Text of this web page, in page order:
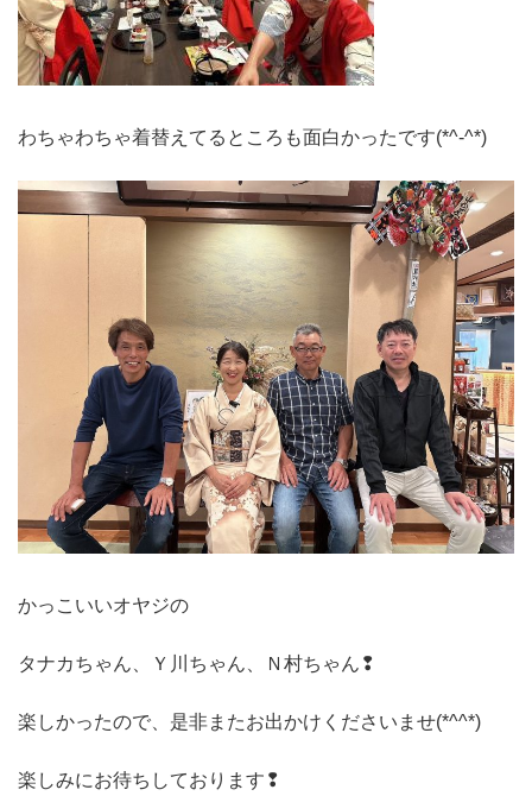
わちゃわちゃ着替えてるところも面白かったです(*^-^*)
かっこいいオヤジの
タナカちゃん、Ｙ川ちゃん、Ｎ村ちゃん❢
楽しかったので、是非またお出かけくださいませ(*^^*)
楽しみにお待ちしております❢